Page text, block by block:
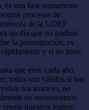
es una fase sumamente
procesos de
de la UDEP
un día que no pudiste
la preocupación, es
y si no tiene
que eres: cada año,
todos son válidos si has
los avances, no
no reconocemos
revele nuestros logros: